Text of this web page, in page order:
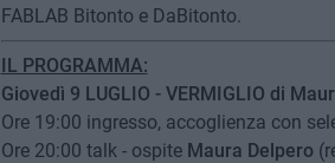
FABLAB Bitonto e DaBitonto.
IL PROGRAMMA:
Giovedì 9 LUGLIO - VERMIGLIO di
Ore 19:00 ingresso, accoglienza con
Ore 20:00 talk - ospite Maura Delpero